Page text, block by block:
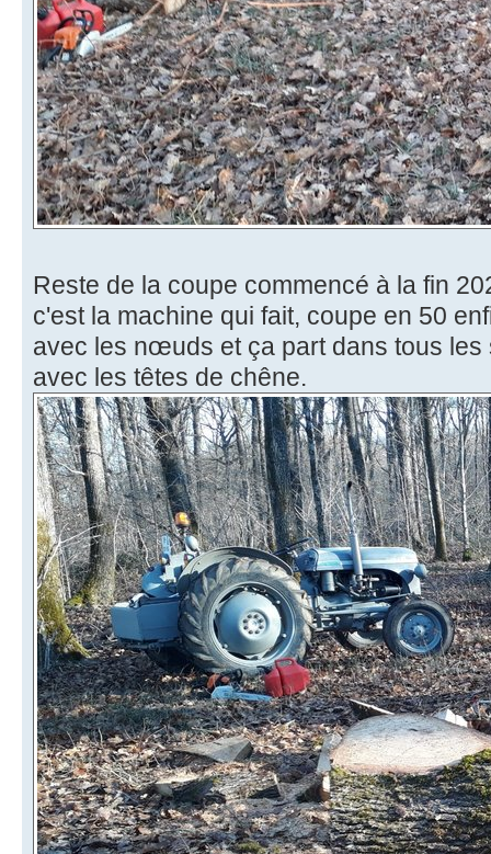
Reste de la coupe commencé à la fin
c'est la machine qui fait, coupe en 50
avec les nœuds et ça part dans tous les
avec les têtes de chêne.